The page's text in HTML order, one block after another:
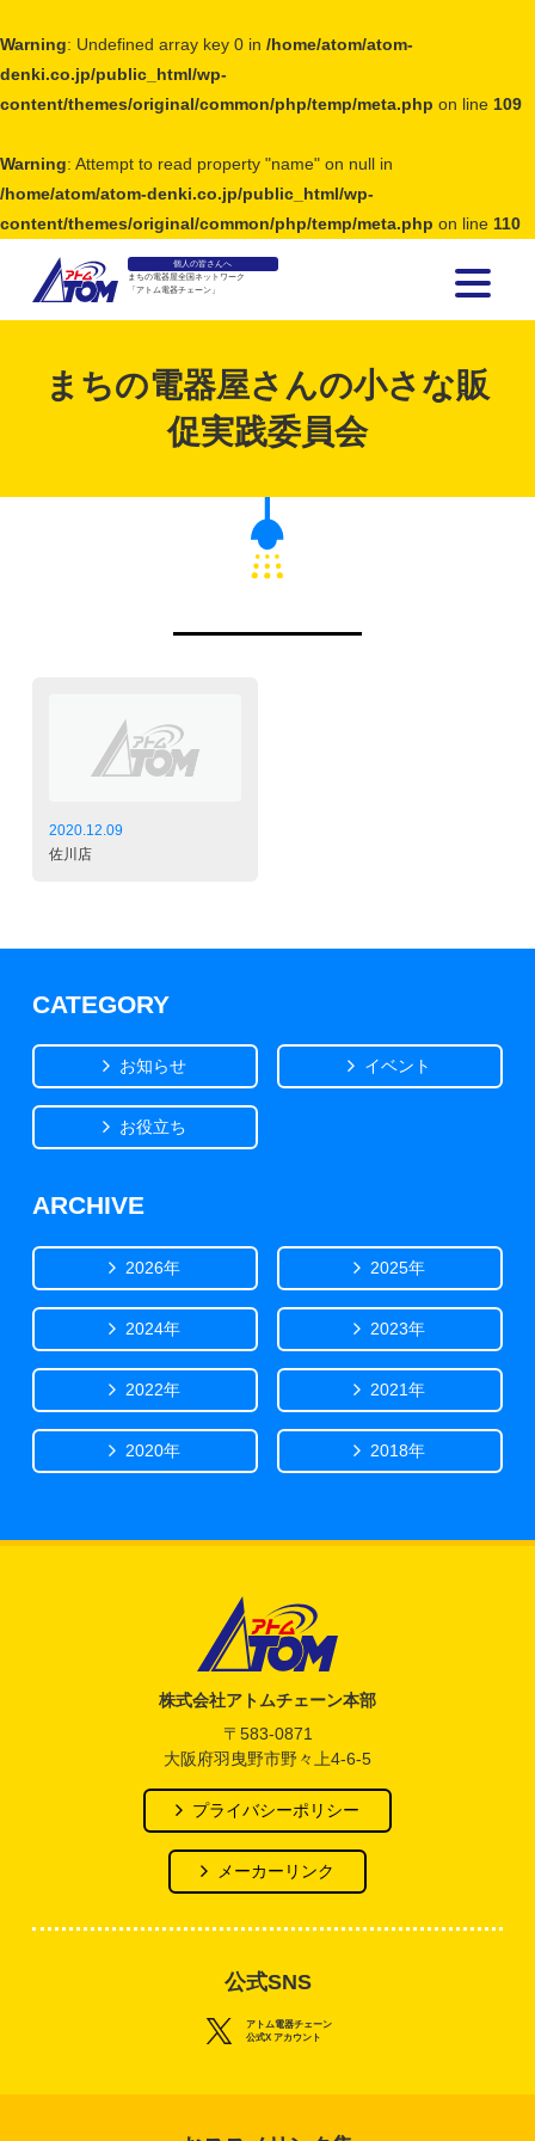
Warning: Undefined array key 0 in /home/atom/atom-
denki.co.jp/public_html/wp-
content/themes/original/common/php/temp/meta.php on line 109
Warning: Attempt to read property "name" on null in
/home/atom/atom-denki.co.jp/public_html/wp-
content/themes/original/common/php/temp/meta.php on line 110
アトム電器チェーン
個人の皆さんへ
まちの電器屋全国ネットワーク
「アトム電器チェーン」
まちの電器屋さんの小さな販
促実践委員会
2020.12.09
佐川店
CATEGORY
お知らせ イベント
お役立ち
ARCHIVE
2026年 2025年
2024年 2023年
2022年 2021年
2020年 2018年
株式会社アトムチェーン本部
〒583-0871
大阪府羽曳野市野々上4-6-5
プライバシーポリシー
メーカーリンク
公式SNS
アトム電器チェーン
公式X アカウント